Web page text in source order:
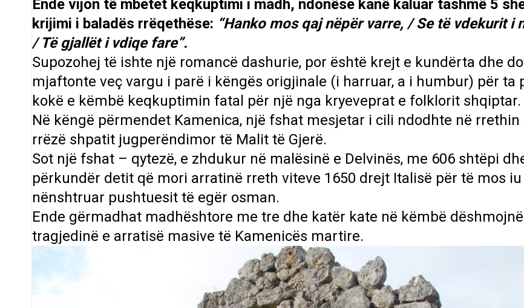
Ende vijon të mbetet keqkuptimi i madh, ndonëse kanë kaluar tashmë 5
krijimi i baladës rrëqethëse: “Hanko mos qaj nëpër varre, / Se të vdekurit i
/ Të gjallët i vdiqe fare”.
Supozohej të ishte një romancë dashurie, por është krejt e kundërta dhe
mjaftonte veç vargu i parë i këngës origjinale (i harruar, a i humbur) për ta
kokë e këmbë keqkuptimin fatal për një nga kryeveprat e folklorit shqiptar.
Në këngë përmendet Kamenica, një fshat mesjetar i cili ndodhte në rrethin
rrëzë shpatit jugperëndimor të Malit të Gjerë.
Sot një fshat – qytezë, e zhdukur në malësinë e Delvinës, me 606 shtëpi
përkundër detit që mori arratinë rreth viteve 1650 drejt Italisë për të mos iu
nënshtruar pushtuesit të egër osman.
Ende gërmadhat madhështore me tre dhe katër kate në këmbë dëshmojnë
tragjedinë e arratisë masive të Kamenicës martire.